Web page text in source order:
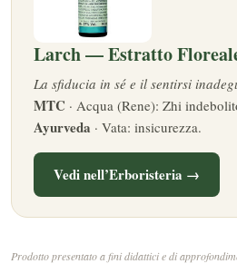
Larch — Estratto
La sfiducia in sé e il sentirsi
MTC · Acqua (Rene): Zhi
Ayurveda · Vata: insicurezza.
Vedi nell’Erboristeria →
Prodotto presentato a fini didattici e di